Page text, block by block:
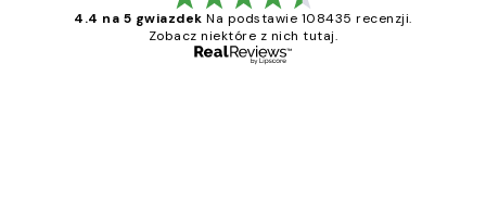
4.4 na 5 gwiazdek Na podstawie 108435 recenzji.
Zobacz niektóre z nich tutaj.